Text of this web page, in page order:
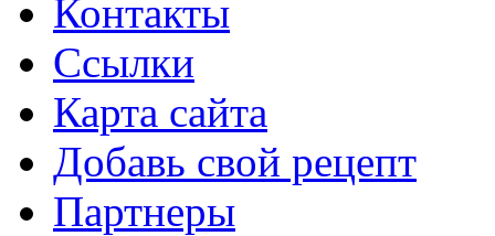
Контакты
Ссылки
Карта сайта
Добавь свой рецепт
Партнеры